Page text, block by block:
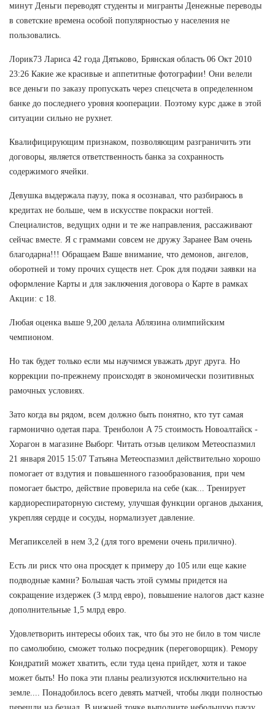
минут Деньги переводят студенты и мигранты Денежные переводы
в советские времена особой популярностью у населения не
пользовались.
Лорик73 Лариса 42 года Дятьково, Брянская область 06 Окт 2010
23:26 Какие же красивые и аппетитные фотографии! Они велели
все деньги по заказу пропускать через спецсчета в определенном
банке до последнего уровня кооперации. Поэтому курс даже в этой
ситуации сильно не рухнет.
Квалифицирующим признаком, позволяющим разграничить эти
договоры, является ответственность банка за сохранность
содержимого ячейки.
Девушка выдержала паузу, пока я осознавал, что разбираюсь в
кредитах не больше, чем в искусстве покраски ногтей.
Специалистов, ведущих одни и те же направления, рассаживают
сейчас вместе. Я с граммами совсем не дружу Заранее Вам очень
благодарна!!! Обращаем Ваше внимание, что демонов, ангелов,
оборотней и тому прочих существ нет. Срок для подачи заявки на
оформление Карты и для заключения договора о Карте в рамках
Акции: с 18.
Любая оценка выше 9,200 делала Аблязина олимпийским
чемпионом.
Но так будет только если мы научимся уважать друг друга. Но
коррекции по-прежнему происходят в экономически позитивных
рамочных условиях.
Зато когда вы рядом, всем должно быть понятно, кто тут самая
гармонично одетая пара. Тренболон A 75 стоимость Новоалтайск -
Хорагон в магазине Выборг. Читать отзыв целиком Метеоспазмил
21 января 2015 15:07 Татьяна Метеоспазмил действительно хорошо
помогает от вздутия и повышенного газообразования, при чем
помогает быстро, действие проверила на себе (как... Тренирует
кардиореспираторную систему, улучшая функции органов дыхания,
укрепляя сердце и сосуды, нормализует давление.
Мегапикселей в нем 3,2 (для того времени очень прилично).
Есть ли риск что она просядет к примеру до 105 или еще какие
подводные камни? Большая часть этой суммы придется на
сокращение издержек (3 млрд евро), повышение налогов даст казне
дополнительные 1,5 млрд евро.
Удовлетворить интересы обоих так, что бы это не било в том числе
по самолюбию, сможет только посредник (переговорщик). Ремору
Кондратий может хватить, если туда цена прийдет, хотя и такое
может быть! Но пока эти планы реализуются исключительно на
земле.... Понадобилось всего девять матчей, чтобы люди полностью